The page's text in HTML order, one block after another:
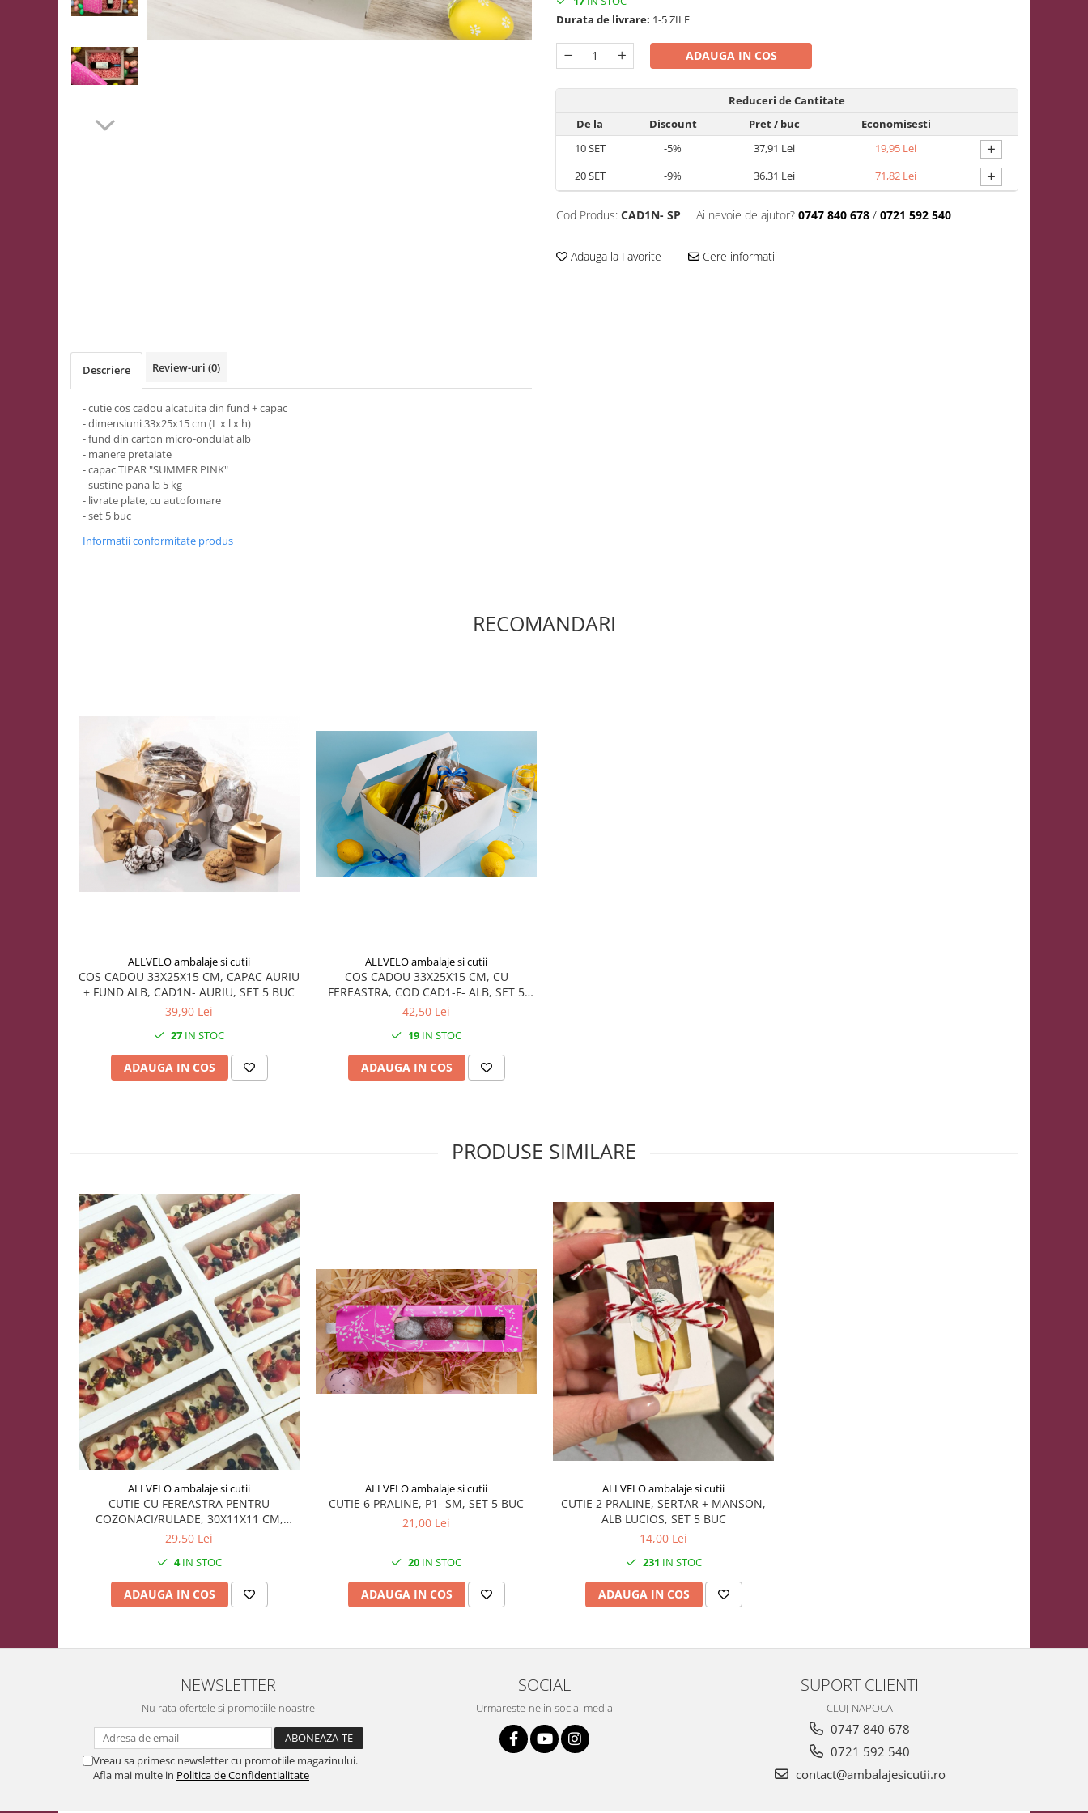
CUTII DE TORT CU FEREASTRA
CUTII DE TORT FARA FEREASTRA
CUTII DESCHISE CU FEREASTRA
CUTII DESCHISE FARA FEREASTRA
CUTII MEDII SI MARI PENTRU 10-40
PENTRU MACARONS
CUTII MICI PENTRU 2-10
CUTII PENTRU 5-6 MACARONS CU
FEREASTRA DANTELATA
CUTII PENTRU PRALINE CU FUNDITA
CUTII TIP CUB PENTRU MARTURII
CUTII PENTRU OUA/FIGURINE DE
CUTII TABLETE PENTRU CIOCOLATA
PAHARE DIN CARTON
PUNGI DIN CARTON PENTRU
CUTII INALTE FARA FEREASTRA
PENTRU MINIPRAJITURI
SUPORTURI PENTRU PRAJITURI
TAVITE PENTRU PRAJITURI SI
Durata de livrare: 1-5 ZILE
ADAUGA IN COS
Reduceri de Cantitate
De la
Discount Pret/ buc
Economisesti
10SET -5% 37,91 Lei 19,95 Lei +
20SET -9% 36,31 Lei 71,82 Lei +
Cod Produs: CAD1N- SP Ai nevoie de ajutor? 0747 840 678 / 0721 592 540
Adauga la Favorite Cere informatii
Descriere Review-uri (0)
- cutie cos cadou alcatuita din fund + capac
- dimensiuni 33x25x15 cm (L x l x h)
- fund din carton micro-ondulat alb
- manere pretaiate
- capac TIPAR "SUMMER PINK"
- sustine pana la 5 kg
- livrate plate, cu autofomare
- set 5 buc
Informatii conformitate produs
RECOMANDARI
ALLVELO ambalaje si cutii
COS CADOU 33X25X15 CM, CAPAC AURIU
+ FUND ALB, CAD1N- AURIU, SET 5 BUC
39,90 Lei
27 IN STOC
ADAUGA IN COS
ALLVELO ambalaje si cutii
COS CADOU 33X25X15 CM, CU
FEREASTRA, COD CAD1-F- ALB, SET 5
BUC
42,50 Lei
19 IN STOC
ADAUGA IN COS
PRODUSE SIMILARE
ALLVELO ambalaje si cutii
CUTIE CU FEREASTRA PENTRU
COZONACI/RULADE, 30X11X11 CM,
COZ1F-ALB, SET 5 BUC
29,50 Lei
4IN STOC
ADAUGA IN COS
ALLVELO ambalaje si cutii
CUTIE 6 PRALINE, P1- SM, SET 5 BUC
21,00 Lei
20 IN STOC
ADAUGA IN COS
ALLVELO ambalaje si cutii
CUTIE 2 PRALINE, SERTAR + MANSON,
ALB LUCIOS, SET 5 BUC
14,00 Lei
231 IN STOC
ADAUGA IN COS
NEWSLETTER
Nu rata ofertele si promotiile noastre
Vreau sa primesc newsletter cu promotiile magazinului.
Afla mai multe in Politica de Confidentialitate
SOCIAL
Urmareste-ne in social media
SUPORT CLIENTI
CLUJ-NAPOCA
0747 840 678
0721 592 540
contact@ambalajesicutii.ro